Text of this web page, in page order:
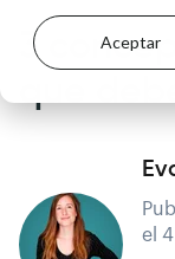
Aceptar
3
que
el